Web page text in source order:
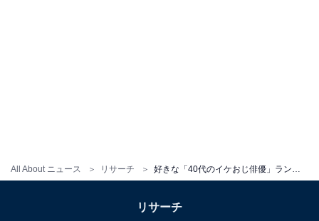
All About ニュース リサーチ
リサーチ